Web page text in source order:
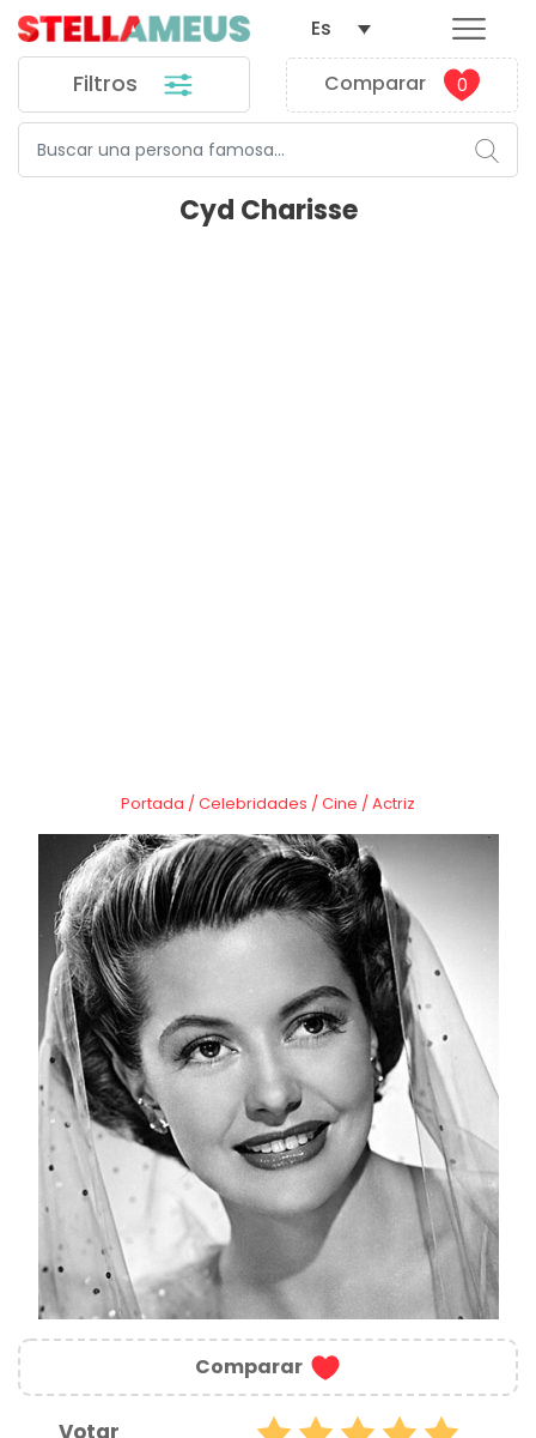
Filtros Comparar 0
Es
Cyd Charisse
Portada /Celebridades /Cine /Actriz
Comparar
Votar